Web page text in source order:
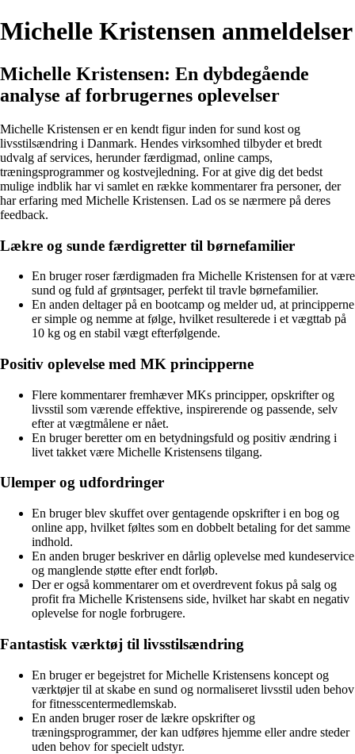
Michelle Kristensen anmeldelser
Michelle Kristensen: En dybdegående
analyse af forbrugernes oplevelser
Michelle Kristensen er en kendt figur inden for sund kost og
livsstilsændring i Danmark. Hendes virksomhed tilbyder et bredt
udvalg af services, herunder færdigmad, online camps,
træningsprogrammer og kostvejledning. For at give dig det bedst
mulige indblik har vi samlet en række kommentarer fra personer, der
har erfaring med Michelle Kristensen. Lad os se nærmere på deres
feedback.
Lækre og sunde færdigretter til børnefamilier
En bruger roser færdigmaden fra Michelle Kristensen for at være
sund og fuld af grøntsager, perfekt til travle børnefamilier.
En anden deltager på en bootcamp og melder ud, at principperne
er simple og nemme at følge, hvilket resulterede i et vægttab på
10 kg og en stabil vægt efterfølgende.
Positiv oplevelse med MK principperne
Flere kommentarer fremhæver MKs principper, opskrifter og
livsstil som værende effektive, inspirerende og passende, selv
efter at vægtmålene er nået.
En bruger beretter om en betydningsfuld og positiv ændring i
livet takket være Michelle Kristensens tilgang.
Ulemper og udfordringer
En bruger blev skuffet over gentagende opskrifter i en bog og
online app, hvilket føltes som en dobbelt betaling for det samme
indhold.
En anden bruger beskriver en dårlig oplevelse med kundeservice
og manglende støtte efter endt forløb.
Der er også kommentarer om et overdrevent fokus på salg og
profit fra Michelle Kristensens side, hvilket har skabt en negativ
oplevelse for nogle forbrugere.
Fantastisk værktøj til livsstilsændring
En bruger er begejstret for Michelle Kristensens koncept og
værktøjer til at skabe en sund og normaliseret livsstil uden behov
for fitnesscentermedlemskab.
En anden bruger roser de lækre opskrifter og
træningsprogrammer, der kan udføres hjemme eller andre steder
uden behov for specielt udstyr.